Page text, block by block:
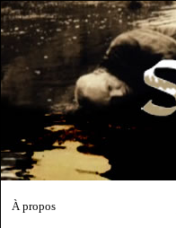
À propos